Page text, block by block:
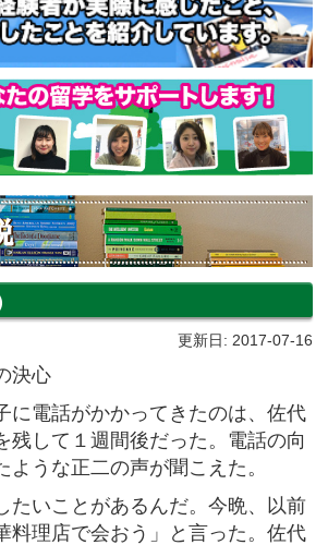
更新日: 2017-07-16
心
電話がかかってきたのは、佐代
残して１週間後だった。電話の向
ような正二の声が聞こえた。
いことがあるんだ。今晩、以前
料理店で会おう」と言った。佐代